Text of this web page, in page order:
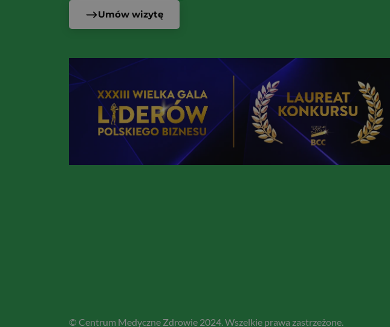
Umów wizytę
© Centrum Medyczne Zdrowie 2024. Wszelkie prawa zastrzeżone.